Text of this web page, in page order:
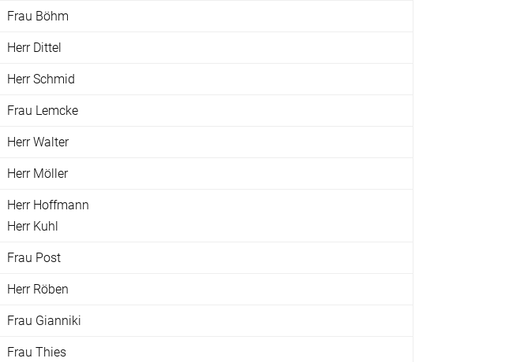
Frau Böhm
Herr Dittel
Herr Schmid
Frau Lemcke
Herr Walter
Herr Möller
Herr Hoffmann
Herr Kuhl
Frau Post
Herr Röben
Frau Gianniki
Frau Thies